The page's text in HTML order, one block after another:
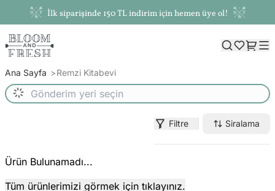
İlk siparişinde 150 TL indirim için hemen üye ol!
Ana Sayfa Remzi Kitabevi
Filtre Siralama
Ürün Bulunamadı...
Tüm ürünlerimizi görmek için tıklayınız.